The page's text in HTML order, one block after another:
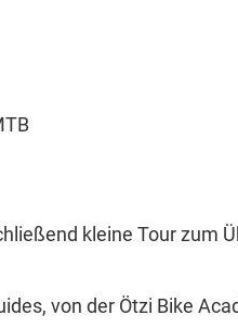
kleine Tour zum
von der Ötzi Bike